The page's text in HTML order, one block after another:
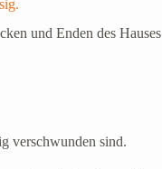
und Enden des
verschwunden sind.